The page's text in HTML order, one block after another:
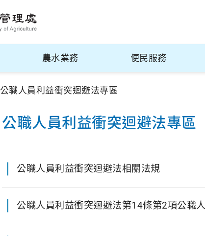
農水業務 便民服務
公職人員利益衝突迴避法專區
公職人員利益衝突迴避法專區
公職人員利益衝突迴避法相關法規
公職人員利益衝突迴避法第14條第2項公職